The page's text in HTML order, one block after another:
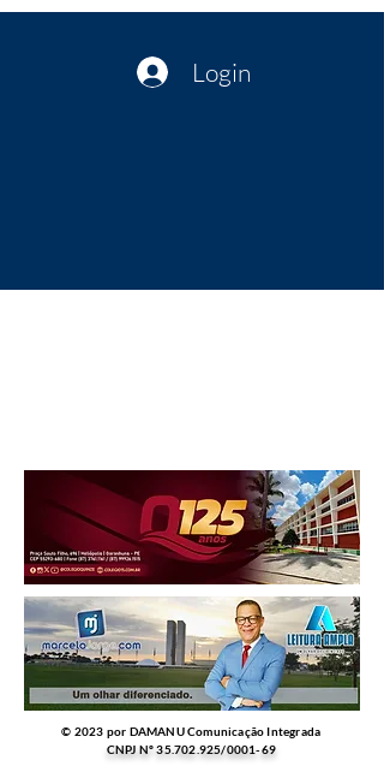
Login
© 2023 por DAMANU Comunicação Integrada
CNPJ Nº35.702.925/0001-69